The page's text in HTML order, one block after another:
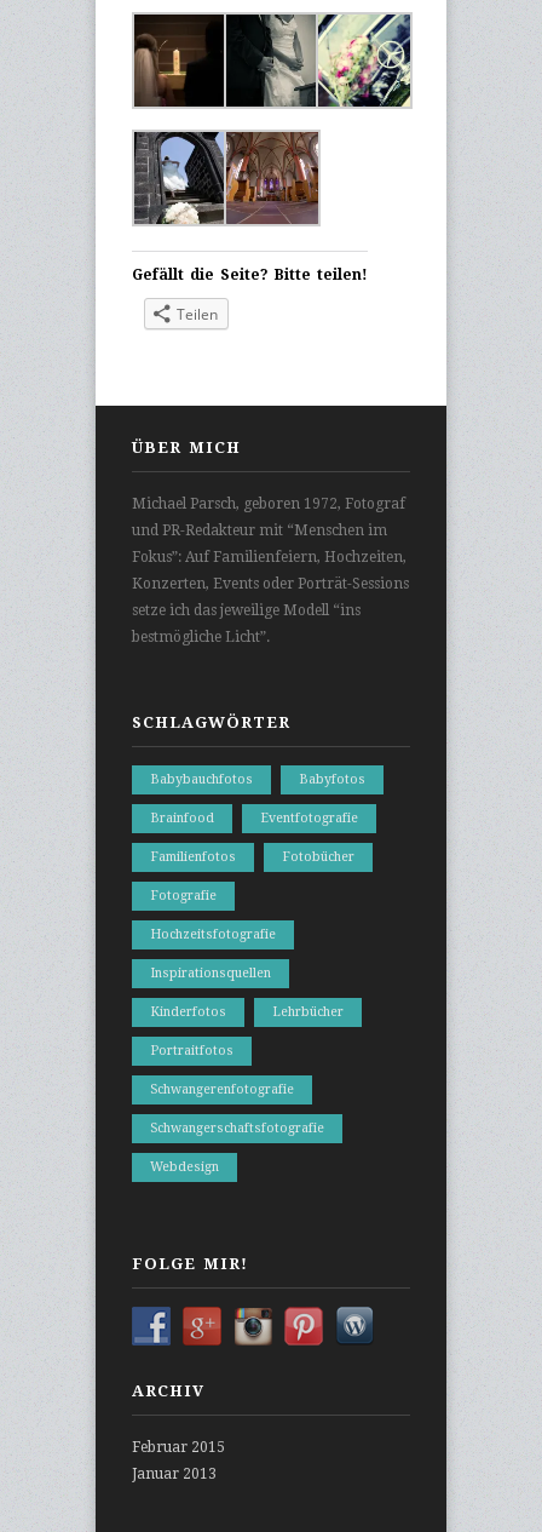
Gefällt die Seite? Bitte teilen!
Teilen
ÜBER MICH
Michael Parsch, geboren 1972, Fotograf
und PR-Redakteur mit “Menschen im
Fokus”: Auf Familienfeiern, Hochzeiten,
Konzerten, Events oder Porträt-Sessions
setze ich das jeweilige Modell “ins
bestmögliche Licht”.
SCHLAGWÖRTER
Babybauchfotos Babyfotos
Brainfood Eventfotografie
Familienfotos Fotobücher
Fotografie
Hochzeitsfotografie
Inspirationsquellen
Kinderfotos Lehrbücher
Portraitfotos
Schwangerenfotografie
Schwangerschaftsfotografie
Webdesign
FOLGE MIR!
ARCHIV
Februar 2015
Januar 2013